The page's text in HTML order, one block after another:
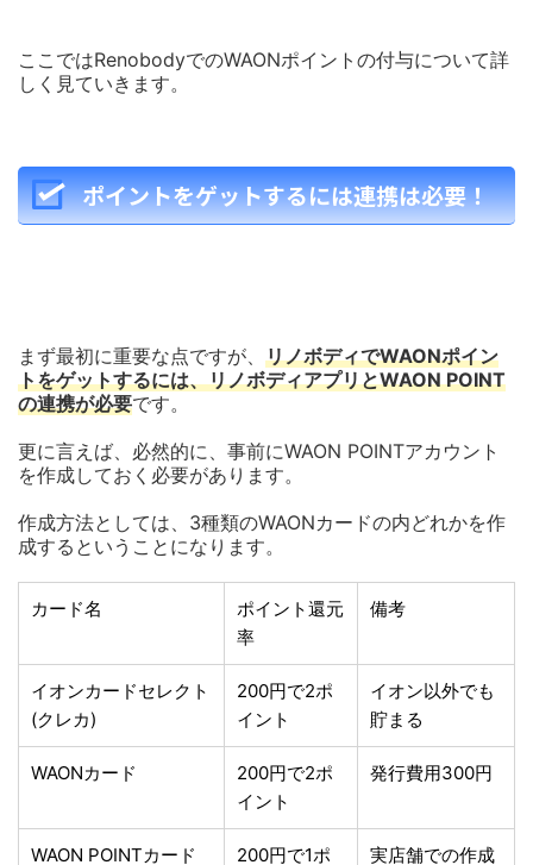
ここではRenobodyでのWAONポイントの付与について詳
しく見ていきます。
ポイントをゲットするには連携は必要！
まず最初に重要な点ですが、 リノボディでWAONポイン
トをゲットするには、リノボディアプリとWAON POINT
の連携が必要です。
更に言えば、必然的に、事前にWAON POINTアカウント
を作成しておく必要があります。
作成方法としては、3種類のWAONカードの内どれかを作
成するということになります。
カード名
ポイント還元
率
備考
イオンカードセレクト
(クレカ)
200円で2ポ
イント
イオン以外でも
貯まる
WAONカード
200円で2ポ
イント
発行費用300円
WAON POINTカード
200円で1ポ
実店舗での作成